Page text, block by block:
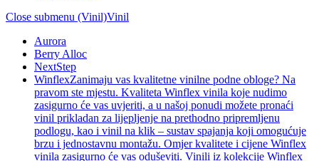
Close submenu (Vinil)Vinil
Aurora
Berry Alloc
NextStep
WinflexZanimaju vas kvalitetne vinilne podne obloge? Na
pravom ste mjestu. Kvaliteta Winflex vinila koje nudimo
zasigurno će vas uvjeriti, a u našoj ponudi možete pronaći
vinil prikladan za lijepljenje na prethodno pripremljenu
podlogu, kao i vinil na klik – sustav spajanja koji omogućuje
brzu i jednostavnu montažu. Omjer kvalitete i cijene Winflex
vinila zasigurno će vas oduševiti. Vinili iz kolekcije Winflex